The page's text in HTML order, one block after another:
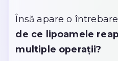
Însă apare o
de ce lipoamele
multiple operații?